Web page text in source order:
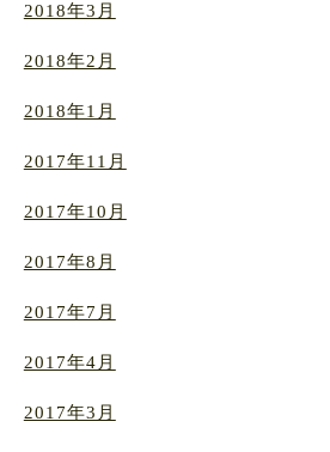
2018年3月
2018年2月
2018年1月
2017年11月
2017年10月
2017年8月
2017年7月
2017年4月
2017年3月